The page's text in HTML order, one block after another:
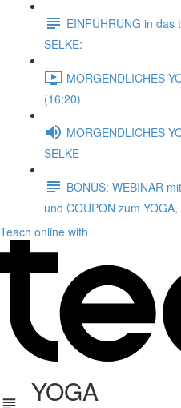
EINFÜHRUNG in das
SELKE:
MORGENDLICHES
(16:20)
MORGENDLICHES
SELKE
BONUS: WEBINAR
und COUPON zum
Teach online with
YOGA